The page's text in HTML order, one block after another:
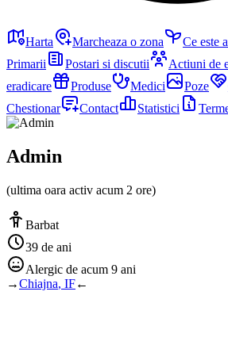
Harta Marcheaza o zona Ce este
Primarii
Postari si discutii Actiuni de
eradicare
Produse Medici Poze
Chestionar
Contact Statistici
Admin
(ultima oara activ acum 2 ore)
Barbat
39 de ani
Alergic de acum 9 ani
→Chiajna, IF←